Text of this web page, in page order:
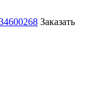
Заказать